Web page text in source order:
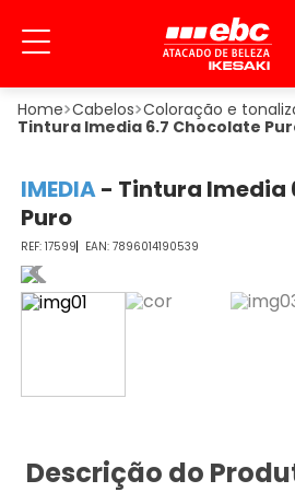
Cabelos Coloração e
Tintura Imedia 6.7 Chocolate
IMEDIA- Tintura Imedia
Puro
17599 7896014190539
Descrição do